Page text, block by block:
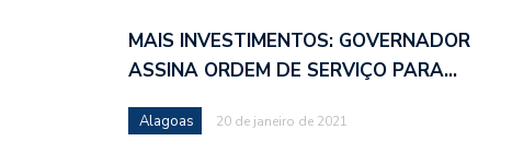
MAIS INVESTIMENTOS: GOVERNADOR
ASSINA ORDEM DE SERVIÇO PARA…
Alagoas 20 de janeiro de 2021